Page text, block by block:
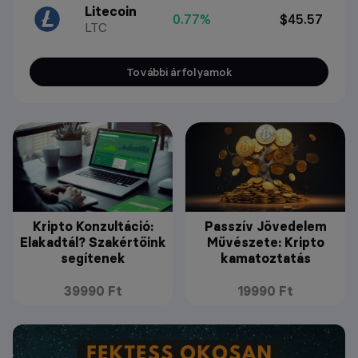
Litecoin
LTC
0.77% $45.57
További árfolyamok
Kripto Konzultáció:
Elakadtál? Szakértőink
segítenek
39990 Ft
Passzív Jövedelem
Művészete: Kripto
kamatoztatás
19990 Ft